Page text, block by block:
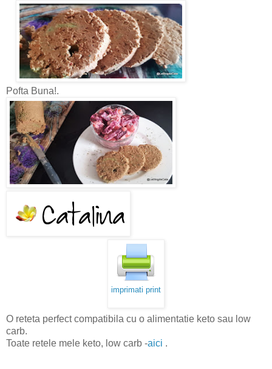
Pofta Buna!.
imprimati print
O reteta perfect compatibila cu o alimentatie keto sau low
carb.
Toate retele mele keto, low carb -aici .